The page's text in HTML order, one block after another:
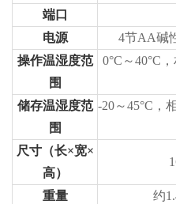
端口
电源
4节AA碱
操作温湿度范
围
0°C～40°C
储存温湿度范
围
-20～45°C，
尺寸（长×宽×
高）
重量 约